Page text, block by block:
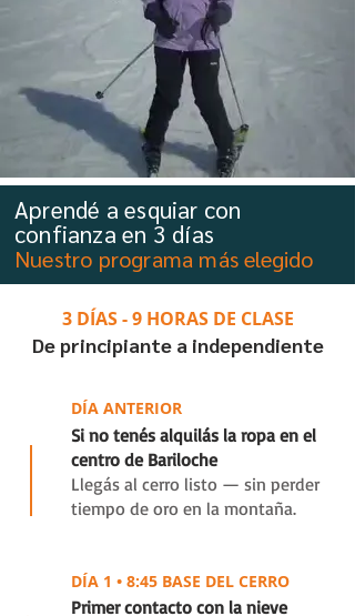
Aprendé a esquiar con
confianza en 3 días
Nuestro programa más elegido
3 DÍAS - 9 HORAS DE CLASE
De principiante a independiente
DÍA ANTERIOR
Si no tenés alquilás la ropa en el
centro de Bariloche
Llegás al cerro listo — sin perder
tiempo de oro en la montaña.
DÍA 1 • 8:45 BASE DEL CERRO
Primer contacto con la nieve